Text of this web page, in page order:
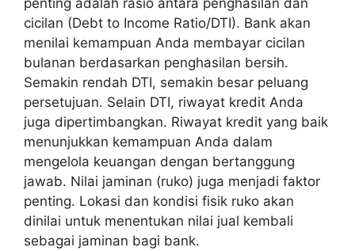
penting adalah rasio antara penghasilan dan
cicilan (Debt to Income Ratio/DTI). Bank akan
menilai kemampuan Anda membayar cicilan
bulanan berdasarkan penghasilan bersih.
Semakin rendah DTI, semakin besar peluang
persetujuan. Selain DTI, riwayat kredit Anda
juga dipertimbangkan. Riwayat kredit yang baik
menunjukkan kemampuan Anda dalam
mengelola keuangan dengan bertanggung
jawab. Nilai jaminan (ruko) juga menjadi faktor
penting. Lokasi dan kondisi fisik ruko akan
dinilai untuk menentukan nilai jual kembali
sebagai jaminan bagi bank.